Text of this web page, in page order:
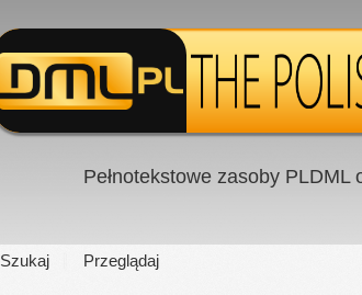
Pełnotekstowe zasoby
Szukaj Przeglądaj